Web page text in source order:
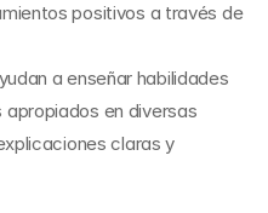
positivos a través de
a enseñar habilidades
en diversas
claras y